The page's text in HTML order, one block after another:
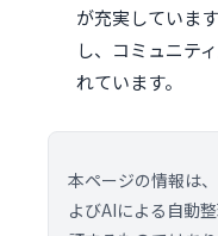
が充実していま
し、コミュニテ
れています。
本ページの情報は
よびAIによる自動